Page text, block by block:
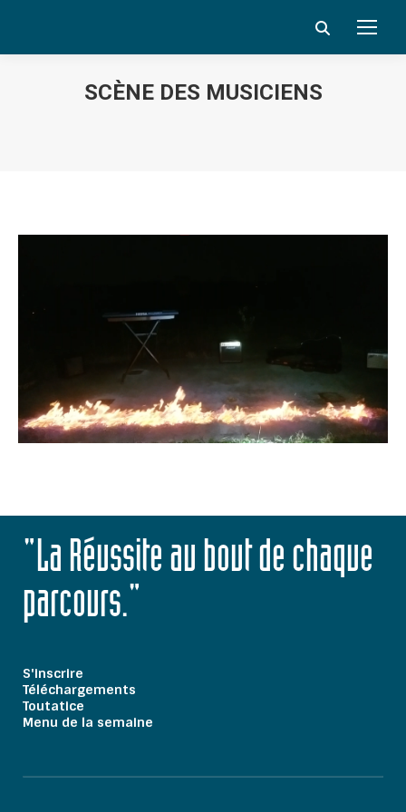
Search:
SCÈNE DES MUSICIENS
"La Réussite au bout de chaque
parcours."
S'inscrire
Téléchargements
Toutatice
Menu de la semaine